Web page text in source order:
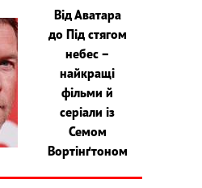
Від Аватара
до Під стягом
небес –
найкращі
фільми й
серіали із
Семом
Вортінґтоном